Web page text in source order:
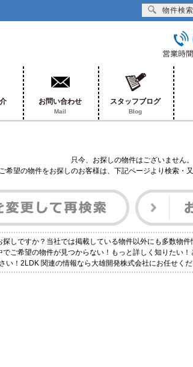
お問い合わせ
Mail
スタッフブログ
Blog
只今、お探しの物件はございません。
ご希望の物件をお探しのお客様は、下記ページより検索・
しですか？当社では掲載している物件以外にも多数物件
ご希望の物件が見つからない！もっと詳しく知りたい
い！2LDK 関連の情報なら大雄開発株式会社にお任せくだ
物件検索